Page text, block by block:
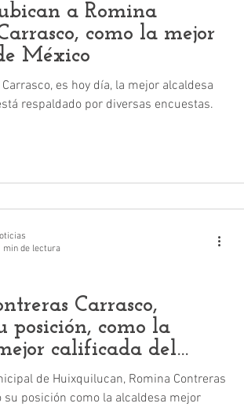
a Romina
como la mejor
México
es hoy día, la mejor alcaldesa
respaldado por diversas encuestas.
Carrasco,
posición, como la
calificada del
de Huixquilucan, Romina Contreras
su posición como la alcaldesa mejor
min de lectura